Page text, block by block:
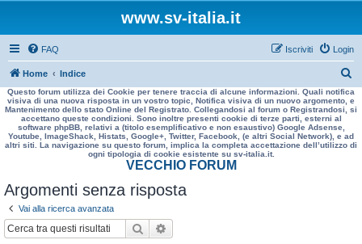
www.sv-italia.it
FAQ Login
Iscriviti
Home Indice
e
r
a
Questo forum utilizza dei Cookie per tenere traccia di alcune informazioni. Quali notifica
visiva di una nuova risposta in un vostro topic, Notifica visiva di un nuovo argomento, e
Mantenimento dello stato Online del Registrato. Collegandosi al forum o Registrandosi, si
accettano queste condizioni. Sono inoltre presenti cookie di terze parti, esterni al
software phpBB, relativi a (titolo esemplificativo e non esaustivo) Google Adsense,
Youtube, ImageShack, Histats, Google+, Twitter, Facebook, (e altri Social Network), e ad
altri siti. La navigazione su questo forum, implica la completa accettazione dell’utilizzo di
ogni tipologia di cookie esistente su sv-italia.it.
VECCHIO FORUM
Argomenti senza risposta
Vai alla ricerca avanzata
Cerca